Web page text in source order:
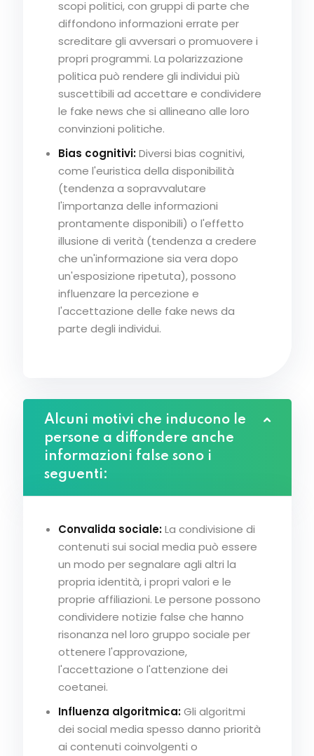
scopi politici, con gruppi di parte che
diffondono informazioni errate per
screditare gli avversari o promuovere i
propri programmi. La polarizzazione
politica può rendere gli individui più
suscettibili ad accettare e condividere
le fake news che si allineano alle loro
convinzioni politiche.
Bias cognitivi:Diversi bias cognitivi,
come l'euristica della disponibilità
(tendenza a sopravvalutare
l'importanza delle informazioni
prontamente disponibili) o l'effetto
illusione di verità (tendenza a credere
che un'informazione sia vera dopo
un'esposizione ripetuta), possono
influenzare la percezione e
l'accettazione delle fake news da
parte degli individui.
Alcuni motivi che inducono le
persone a diffondere anche
informazioni false sono i
seguenti:
Convalida sociale:La condivisione di
contenuti sui social media può essere
un modo per segnalare agli altri la
propria identità, i propri valori e le
proprie affiliazioni. Le persone possono
condividere notizie false che hanno
risonanza nel loro gruppo sociale per
ottenere l'approvazione,
l'accettazione o l'attenzione dei
coetanei.
Influenza algoritmica:Gli algoritmi
dei social media spesso danno priorità
ai contenuti coinvolgenti o